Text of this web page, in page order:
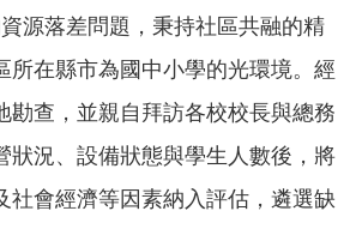
源落差問題，秉持社區共融的精
所在縣市為國中小學的光環境。經
勘查，並親自拜訪各校校長與總務
狀況、設備狀態與學生人數後，將
社會經濟等因素納入評估，遴選缺